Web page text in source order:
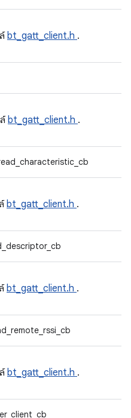
bt_gatt_client.h .
bt_gatt_client.h .
bt_gatt_client.h .
bt_gatt_client.h .
bt_gatt_client.h .